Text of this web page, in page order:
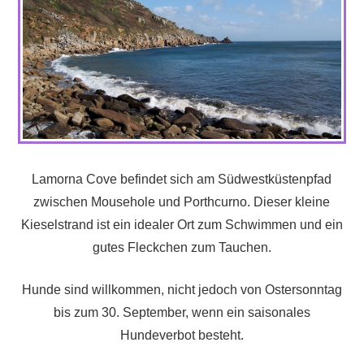
Lamorna Cove befindet sich am Südwestküstenpfad
zwischen Mousehole und Porthcurno. Dieser kleine
Kieselstrand ist ein idealer Ort zum Schwimmen und ein
gutes Fleckchen zum Tauchen.
Hunde sind willkommen, nicht jedoch von Ostersonntag
bis zum 30. September, wenn ein saisonales
Hundeverbot besteht.